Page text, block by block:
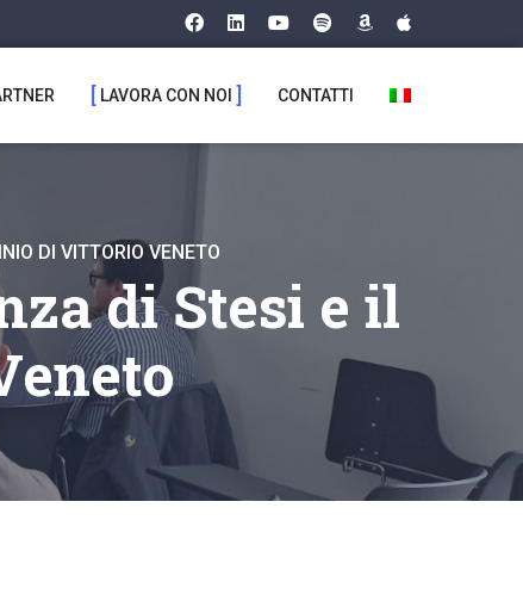
LAVORA CON NOI CONTATTI
DI VITTORIO VENETO
di Stesi e il